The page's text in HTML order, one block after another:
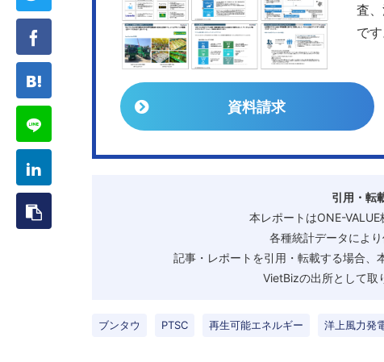
査
です
資料請求
引用・転
本レポートはONE-
各種統計データにより
記事・レポートを引用・転載する場合、
VietBizの出所として取
ブンタウ PTSC 再生可能エネルギー 洋上風力発